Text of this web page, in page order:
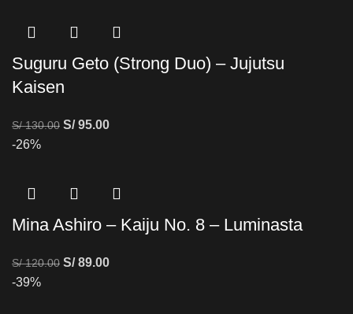
Suguru Geto (Strong Duo) – Jujutsu
Kaisen
S/130.00 S/95.00
-26%
Mina Ashiro – Kaiju No. 8 – Luminasta
S/120.00 S/89.00
-39%